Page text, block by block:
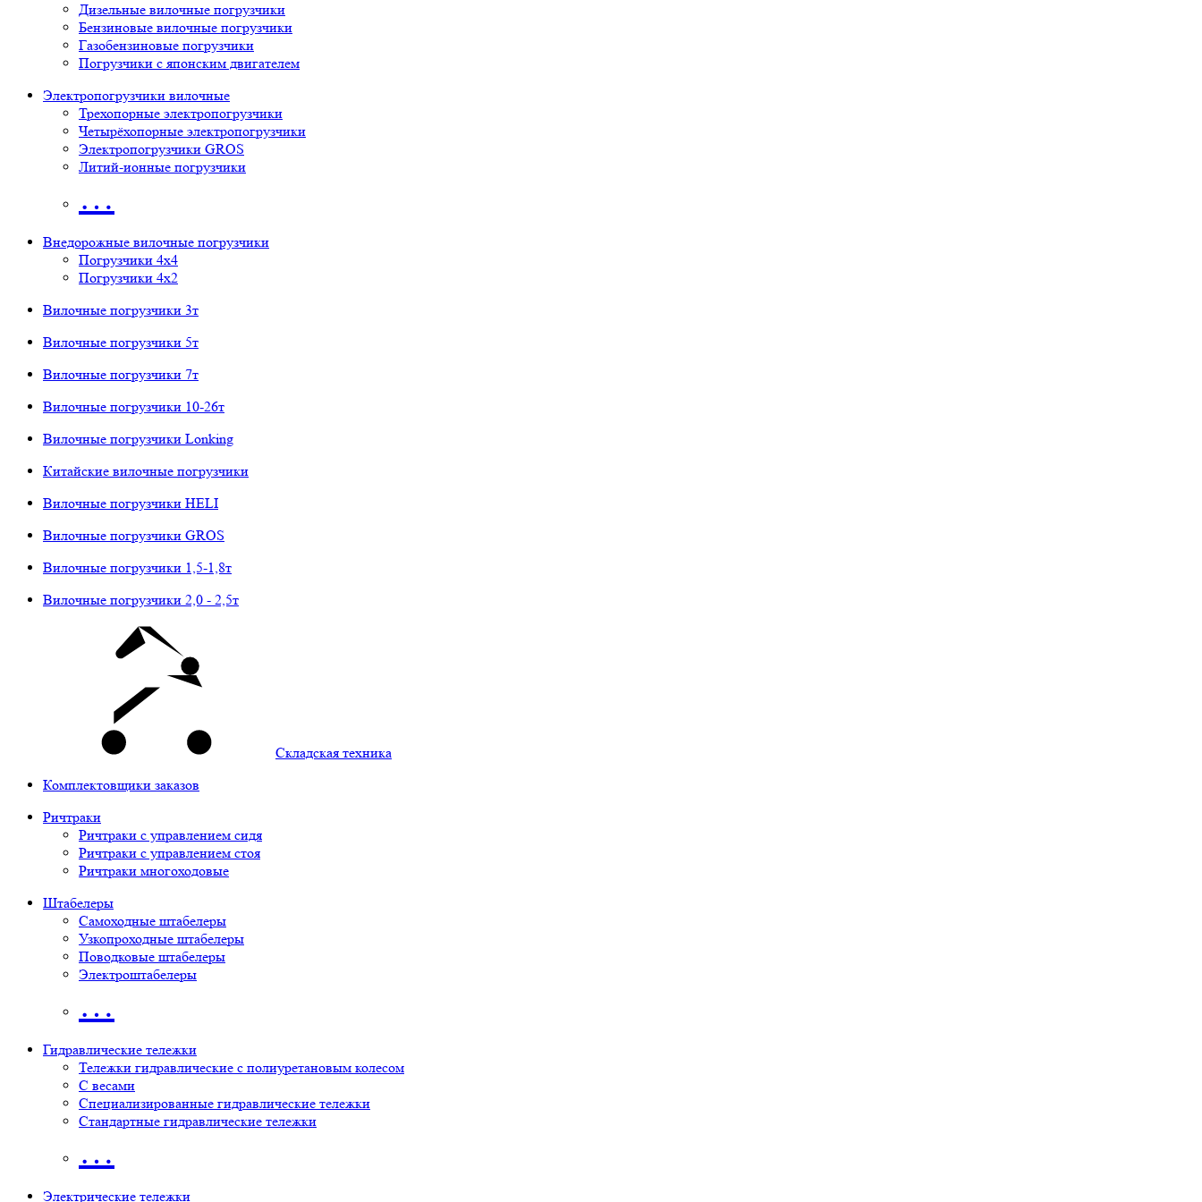
Дизельные вилочные погрузчики
Бензиновые вилочные погрузчики
Газобензиновые погрузчики
Погрузчики с японским двигателем
Электропогрузчики вилочные
Трехопорные электропогрузчики
Четырёхопорные электропогрузчики
Электропогрузчики GROS
Литий-ионные погрузчики
…
Внедорожные вилочные погрузчики
Погрузчики 4х4
Погрузчики 4х2
Вилочные погрузчики 3т
Вилочные погрузчики 5т
Вилочные погрузчики 7т
Вилочные погрузчики 10-26т
Вилочные погрузчики Lonking
Китайские вилочные погрузчики
Вилочные погрузчики HELI
Вилочные погрузчики GROS
Вилочные погрузчики 1,5-1,8т
Вилочные погрузчики 2,0 - 2,5т
Складская техника
Комплектовщики заказов
Ричтраки
Ричтраки с управлением сидя
Ричтраки с управлением стоя
Ричтраки многоходовые
Штабелеры
Самоходные штабелеры
Узкопроходные штабелеры
Поводковые штабелеры
Электроштабелеры
…
Гидравлические тележки
Тележки гидравлические с полиуретановым колесом
С весами
Специализированные гидравлические тележки
Стандартные гидравлические тележки
…
Электрические тележки